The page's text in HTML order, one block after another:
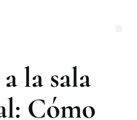
la sala
Cómo